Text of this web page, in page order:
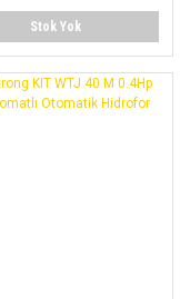
Stok Yok